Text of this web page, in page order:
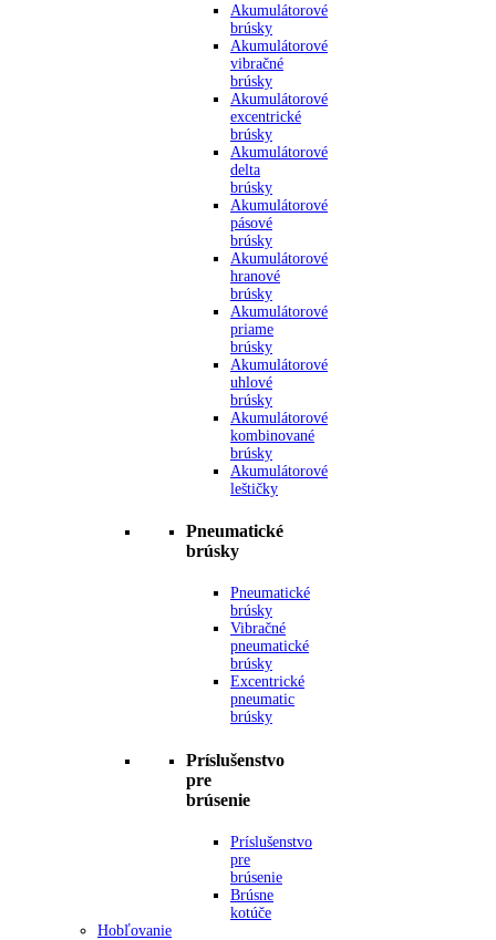
Akumulátorové
brúsky
Akumulátorové
vibračné
brúsky
Akumulátorové
excentrické
brúsky
Akumulátorové
delta
brúsky
Akumulátorové
pásové
brúsky
Akumulátorové
hranové
brúsky
Akumulátorové
priame
brúsky
Akumulátorové
uhlové
brúsky
Akumulátorové
kombinované
brúsky
Akumulátorové
leštičky
Pneumatické
brúsky
Pneumatické
brúsky
Vibračné
pneumatické
brúsky
Excentrické
pneumatic
brúsky
Príslušenstvo
pre
brúsenie
Príslušenstvo
pre
brúsenie
Brúsne
kotúče
Hobľovanie